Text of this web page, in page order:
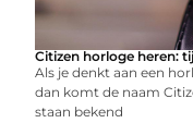
Citizen horloge heren:
Als je denkt aan een
dan komt de naam
staan bekend